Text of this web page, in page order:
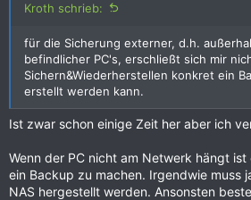
Kroth schrieb:
für die Sicherung externer, d.h.
befindlicher PC's, erschließt sich mir
Sichern&Wiederherstellen konkret ein
erstellt werden kann.
Ist zwar schon einige Zeit her aber ich
Wenn der PC nicht am Netwerk hängt
ein Backup zu machen. Irgendwie muss
NAS hergestellt werden. Ansonsten